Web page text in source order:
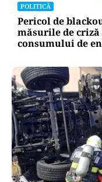
POLITICĂ
Pericol de
măsurile de
consumului de